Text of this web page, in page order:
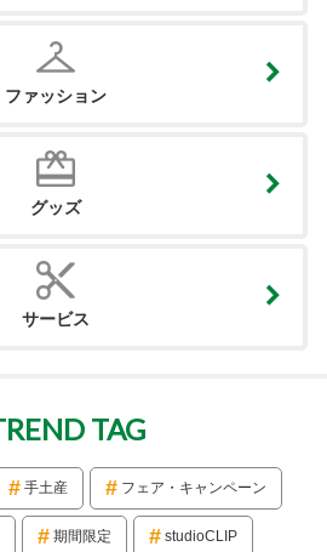
ファッション
グッズ
サービス
TAG
手土産 フェア・キャンペーン
期間限定 studioCLIP